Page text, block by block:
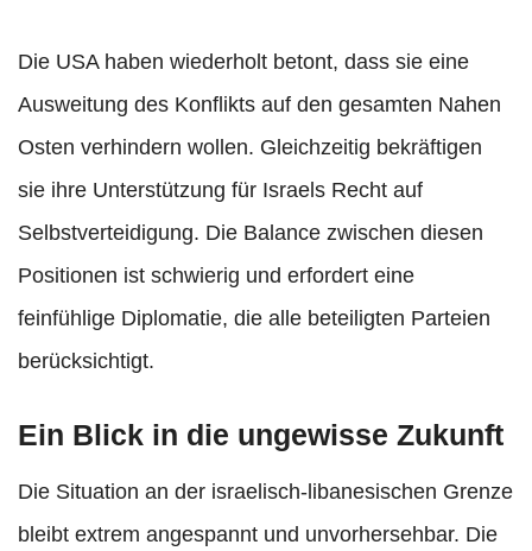
Die USA haben wiederholt betont, dass sie eine
Ausweitung des Konflikts auf den gesamten Nahen
Osten verhindern wollen. Gleichzeitig bekräftigen
sie ihre Unterstützung für Israels Recht auf
Selbstverteidigung. Die Balance zwischen diesen
Positionen ist schwierig und erfordert eine
feinfühlige Diplomatie, die alle beteiligten Parteien
berücksichtigt.
Ein Blick in die ungewisse Zukunft
Die Situation an der israelisch-libanesischen Grenze
bleibt extrem angespannt und unvorhersehbar. Die